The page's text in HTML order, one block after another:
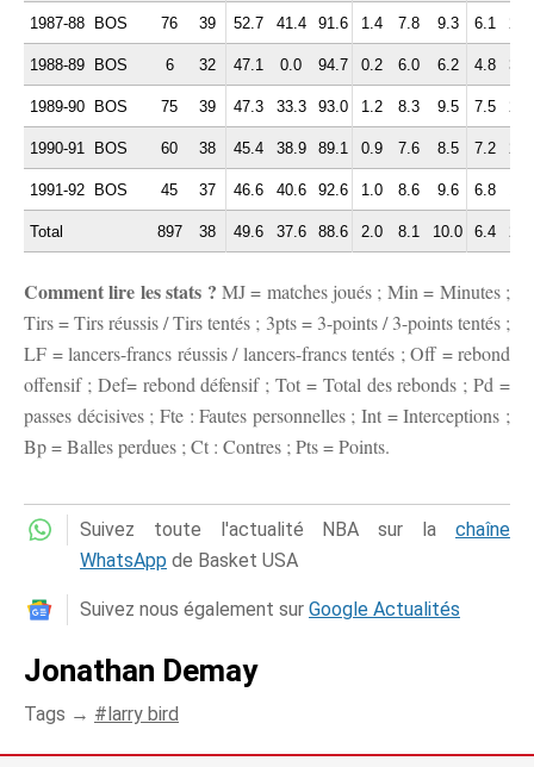
1987-88 BOS 76 39 52.7 41.4 91.6 1.4 7.8 9.3 6.1 2.1
1988-89 BOS 6 32 47.1 0.0 94.7 0.2 6.0 6.2 4.8 3.0
1989-90 BOS 75 39 47.3 33.3 93.0 1.2 8.3 9.5 7.5 2.3
1990-91 BOS 60 38 45.4 38.9 89.1 0.9 7.6 8.5 7.2 2.0
1991-92 BOS 45 37 46.6 40.6 92.6 1.0 8.6 9.6 6.8
Total 897 38 49.6 37.6 88.6 2.0 8.1 10.0 6.4 2.5
Comment lire les stats ? MJ = matches joués ; Min = Minutes ;
Tirs = Tirs réussis / Tirs tentés ; 3pts = 3-points / 3-points tentés ;
LF = lancers-francs réussis / lancers-francs tentés ; Off = rebond
offensif ; Def= rebond défensif ; Tot = Total des rebonds ; Pd =
passes décisives ; Fte : Fautes personnelles ; Int = Interceptions ;
Bp = Balles perdues ; Ct : Contres ; Pts = Points.
Suivez toute l'actualité NBA sur la chaîne
WhatsApp de Basket USA
Suivez nous également sur Google Actualités
Jonathan Demay
Tags → larry bird